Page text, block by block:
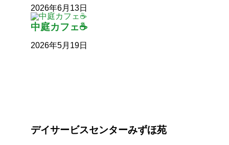
2026年6月13日
中庭カフェ☕
2026年5月19日
デイサービスセンターみずほ苑